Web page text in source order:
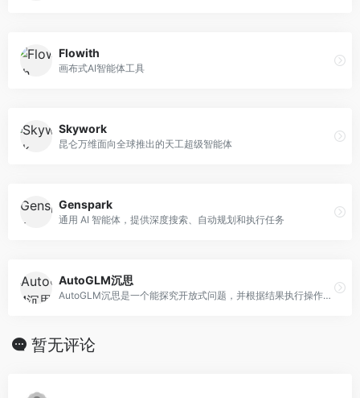
Flowith
画布式AI智能体工具
Skywork
昆仑万维面向全球推出的天工超级智能体
Genspark
通用 AI 智能体，提供深度搜索、自动规划和执行任务
AutoGLM沉思
AutoGLM沉思是一个能探究开放式问题，并根据结果执行操作的自主智能体（AI Agent）
暂无评论